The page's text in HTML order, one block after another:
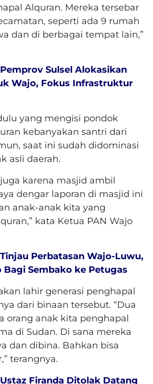
Alquran. Mereka tersebar
seperti ada 9 rumah
dan di berbagai tempat lain,”
Pemprov Sulsel Alokasikan
Wajo, Fokus Infrastruktur
yang mengisi pondok
kebanyakan santri dari
saat ini sudah didominasi
asli daerah.
karena masjid ambil
dengar laporan di masjid ini
anak-anak kita yang
kata Ketua PAN Wajo
Tinjau Perbatasan Wajo-Luwu,
Bagi Sembako ke Petugas
lahir generasi penghapal
dari binaan tersebut. “Dua
orang anak kita penghapal
di Sudan. Di sana mereka
dan dibina. Bahkan bisa
terangnya.
Ustaz Firanda Ditolak Datang